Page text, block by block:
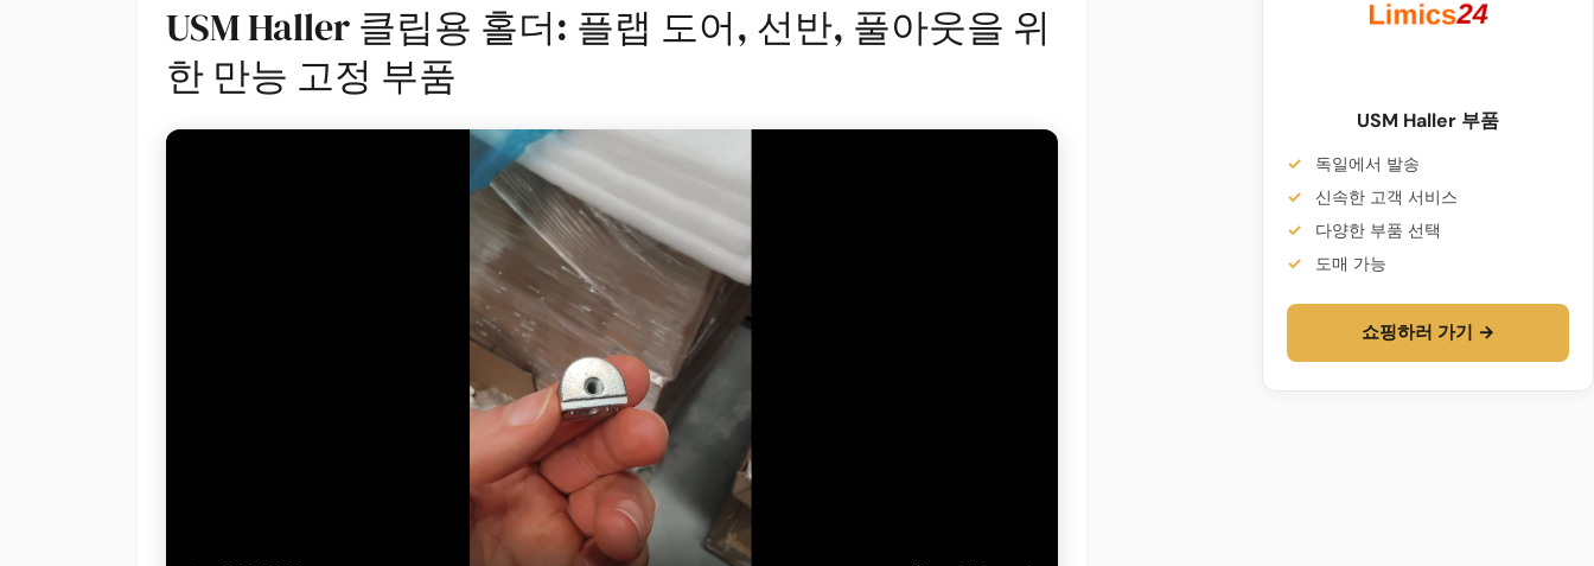
USM Haller 클립용 홀더: 플랩 도어, 선반, 풀아웃을 위
한 만능 고정 부품
USM Haller 부품
독일에서 발송
신속한 고객 서비스
다양한 부품 선택
도매 가능
쇼핑하러 가기 →